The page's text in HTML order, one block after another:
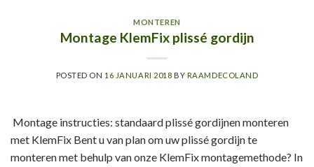
MONTEREN
Montage KlemFix plissé gordijn
POSTED ON 16 JANUARI 2018 BY RAAMDECOLAND
Montage instructies: standaard plissé gordijnen monteren
met KlemFix Bent u van plan om uw plissé gordijn te
monteren met behulp van onze KlemFix montagemethode? In